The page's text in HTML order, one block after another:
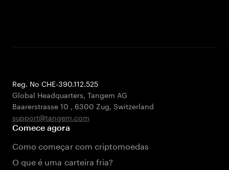
Reg. No CHE-390.112.525
Global Headquarters, Tangem AG
Baarerstrasse 10 , 6300 Zug, Switzerland
support@tangem.com
Comece agora
Como começar com criptomoedas
O que é uma carteira fria?